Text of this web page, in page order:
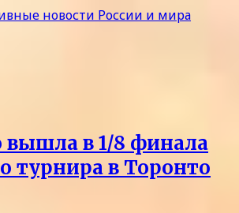
вышла в 1/8 финала
турнира в Торонто